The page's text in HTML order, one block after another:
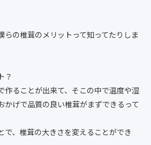
らの椎茸のメリットって知ってたりしま
？
作ることが出来て、そこの中で温度や湿
かげで品質の良い椎茸がまずできるって
で、椎茸の大きさを変えることができ